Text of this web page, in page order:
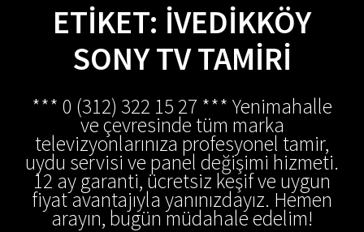
ETIKET: İVEDIKKÖY
SONY TV TAMIRI
*** 0 (312) 322 15 27 *** Yenimahalle
ve çevresinde tüm marka
televizyonlarınıza profesyonel tamir,
uydu servisi ve panel değişimi hizmeti.
12 ay garanti, ücretsiz keşif ve uygun
fiyat avantajıyla yanınızdayız. Hemen
arayın, bugün müdahale edelim!